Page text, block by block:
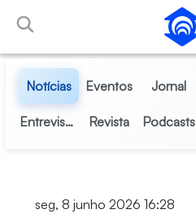
Skip to Main Content
Notícias Eventos Jornal
Entrevistas Revista Podcasts
seg, 8 junho 2026 16:28